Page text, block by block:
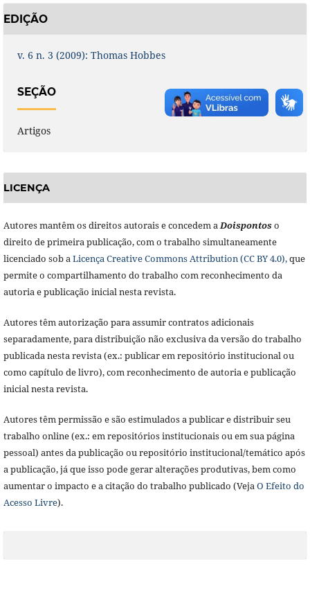
EDIÇÃO
v. 6 n. 3 (2009): Thomas Hobbes
SEÇÃO
Artigos
LICENÇA
Autores mantêm os direitos autorais e concedem aDoispontoso
direito de primeira publicação, com o trabalho simultaneamente
licenciado sob aLicença Creative Commons Attribution (CC BY 4.0),que
permite o compartilhamento do trabalho com reconhecimento da
autoria e publicação inicial nesta revista.
Autores têm autorização para assumir contratos adicionais
separadamente, para distribuição não exclusiva da versão do trabalho
publicada nesta revista (ex.: publicar em repositório institucional ou
como capítulo de livro), com reconhecimento de autoria e publicação
inicial nesta revista.
Autores têm permissão e são estimulados a publicar e distribuir seu
trabalho online (ex.: em repositórios institucionais ou em sua página
pessoal) antes da publicação ou repositório institucional/temático após
a publicação, já que isso pode gerar alterações produtivas, bem como
aumentar o impacto e a citação do trabalho publicado (VejaO Efeito do
Acesso Livre).